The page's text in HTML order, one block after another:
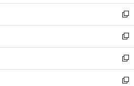
し
い
ウ
ィ
ン
ド
ウ
で
新
し
い
ウ
ィ
ン
ド
新
し
い
ウ
ィ
新
し
い
新